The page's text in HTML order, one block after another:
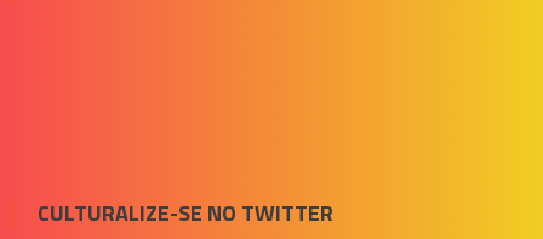
CULTURALIZE-SE NO TWITTER